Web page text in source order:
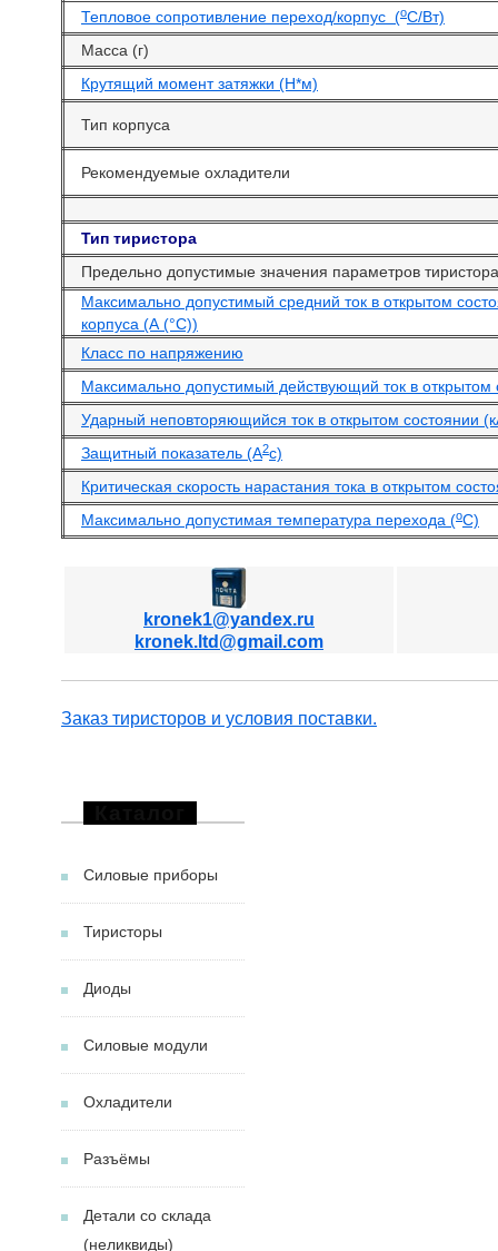
Тепловое сопротивление переход/корпус (oС/Вт)
Масса (г)
Крутящий момент затяжки (Н*м)
Тип корпуса
Рекомендуемые охладители
Тип тиристора
Предельно допустимые значения параметров тиристора
Максимально допустимый средний ток в открытом
корпуса (А (°С))
Класс по напряжению
Максимально допустимый действующий ток в открытом
Ударный неповторяющийся ток в открытом состоянии
Защитный показатель (А2с)
Критическая скорость нарастания тока в открытом
Максимально допустимая температура перехода (oС)
kronek1@yandex.ru
kronek.ltd@gmail.com
Заказ тиристоров и условия поставки.
Силовые приборы
Тиристоры
Диоды
Силовые модули
Охладители
Разъёмы
Детали со склада
(неликвиды)